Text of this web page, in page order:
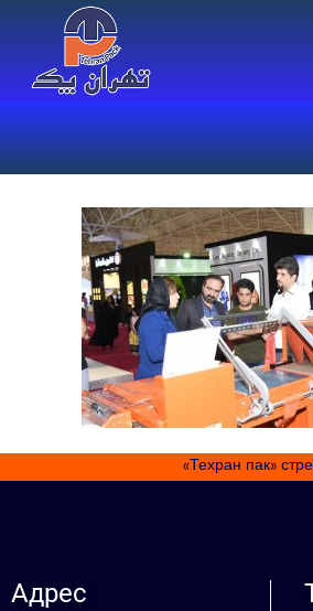
«Техран пак»
Адрес